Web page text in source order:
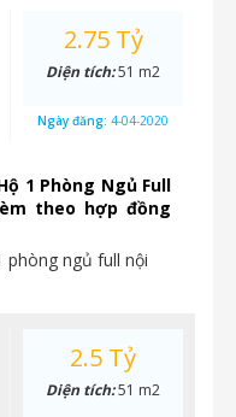
1 Phòng Ngủ Full
theo hợp đồng
phòng ngủ full nội
2.75 Tỷ
Diện tích:51 m2
Ngày đăng: 4-04-2020
2.5 Tỷ
Diện tích:51 m2